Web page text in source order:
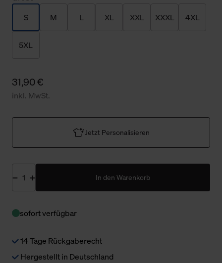
S M L XL XXL XXXL 4XL
5XL
31,90 €
inkl. MwSt.
Jetzt Personalisieren
In den Warenkorb
sofort verfügbar
14 Tage Rückgaberecht
Hergestellt in Deutschland